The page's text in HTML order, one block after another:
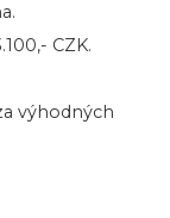
CZK.
výhodných